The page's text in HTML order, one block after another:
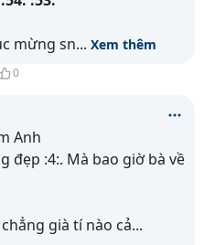
mừng sn... Xem thêm
0
Anh
đẹp :4:. Mà bao giờ bà về
già tí nào cả...